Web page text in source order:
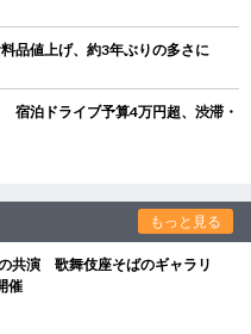
品値上げ、約3年ぶりの多さに
宿泊ドライブ予算4万円超、渋滞・
もっと見る
共演 歌舞伎座そばのギャラリ
催